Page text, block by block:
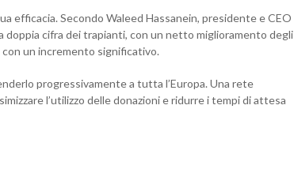
efficacia. Secondo Waleed Hassanein, presidente e CEO
cifra dei trapianti, con un netto miglioramento degli
un incremento significativo.
progressivamente a tutta l’Europa. Una rete
l’utilizzo delle donazioni e ridurre i tempi di attesa